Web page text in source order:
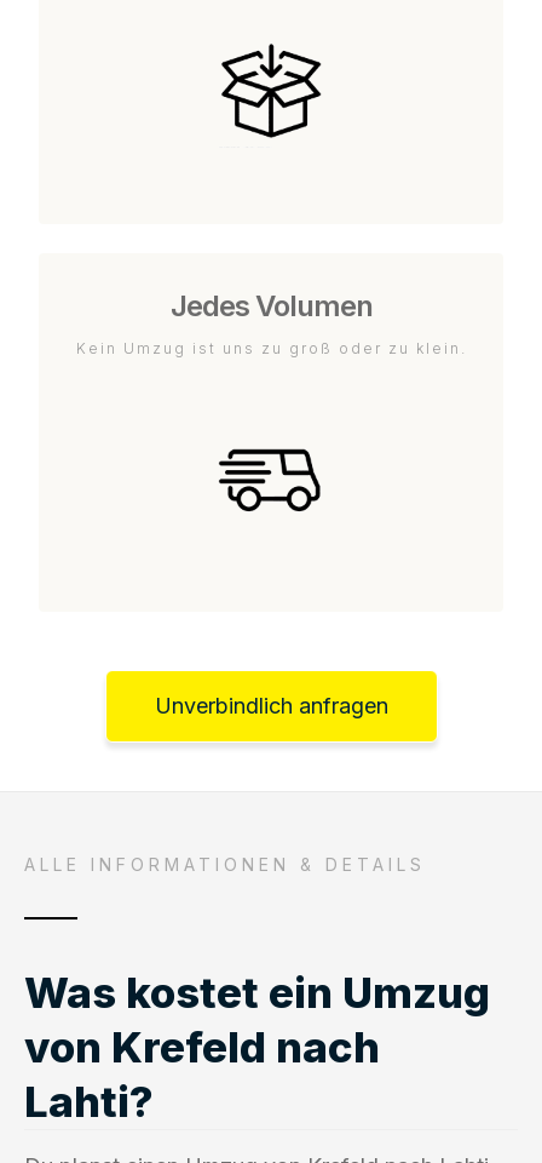
Jedes Volumen
Kein Umzug ist uns zu groß oder zu klein.
Unverbindlich anfragen
ALLE INFORMATIONEN & DETAILS
Was kostet ein Umzug
von Krefeld nach
Lahti?